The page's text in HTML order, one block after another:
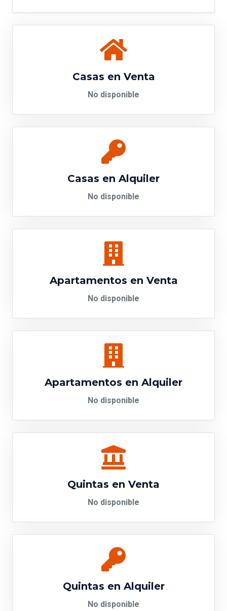
Casas en Venta
No disponible
Casas en Alquiler
No disponible
Apartamentos en Venta
No disponible
Apartamentos en Alquiler
No disponible
Quintas en Venta
No disponible
Quintas en Alquiler
No disponible